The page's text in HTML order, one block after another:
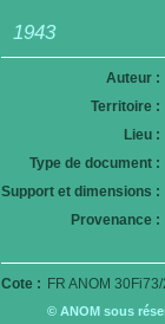
1943
Auteur :
Territoire :
Lieu :
Type de document :
Support et dimensions :
Provenance :
Cote : FR ANOM
© ANOM sous